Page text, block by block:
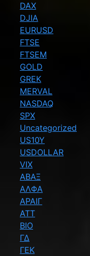
DAX
DJIA
EURUSD
FTSE
FTSEM
GOLD
GREK
MERVAL
NASDAQ
SPX
Uncategorized
US10Y
USDOLLAR
VIX
ΑΒΑΞ
ΑΛΦΑ
ΑΡΑΙΓ
ΑΤΤ
ΒΙΟ
ΓΔ
ΓΕΚ